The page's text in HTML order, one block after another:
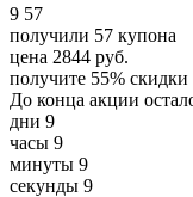
9 57
получили 57 купона
цена 2844 руб.
получите 55% скидки
До конца акции
дни 9
часы 9
минуты 9
секунды 9